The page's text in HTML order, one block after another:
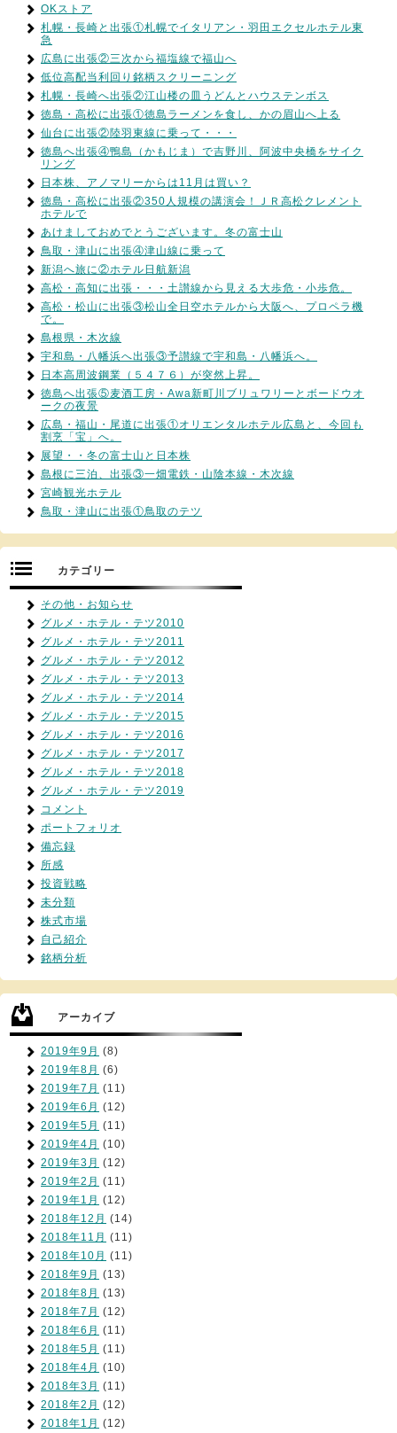
OKストア
札幌・長崎と出張①札幌でイタリアン・羽田エクセルホテル東
急
広島に出張②三次から福塩線で福山へ
低位高配当利回り銘柄スクリーニング
札幌・長崎へ出張②江山楼の皿うどんとハウステンボス
徳島・高松に出張①徳島ラーメンを食し、かの眉山へ上る
仙台に出張②陸羽東線に乗って・・・
徳島へ出張④鴨島（かもじま）で吉野川、阿波中央橋をサイク
リング
日本株、アノマリーからは11月は買い？
徳島・高松に出張②350人規模の講演会！ＪＲ高松クレメント
ホテルで
あけましておめでとうございます。冬の富士山
鳥取・津山に出張④津山線に乗って
新潟へ旅に②ホテル日航新潟
高松・高知に出張・・・土讃線から見える大歩危・小歩危。
高松・松山に出張③松山全日空ホテルから大阪へ、プロペラ機
で。
島根県・木次線
宇和島・八幡浜へ出張③予讃線で宇和島・八幡浜へ。
日本高周波鋼業（５４７６）が突然上昇。
徳島へ出張⑤麦酒工房・Awa新町川ブリュワリーとボードウオ
ークの夜景
広島・福山・尾道に出張①オリエンタルホテル広島と、今回も
割烹「宝」へ。
展望・・冬の富士山と日本株
島根に三泊、出張③一畑電鉄・山陰本線・木次線
宮崎観光ホテル
鳥取・津山に出張①鳥取のテツ
カテゴリー
その他・お知らせ
グルメ・ホテル・テツ2010
グルメ・ホテル・テツ2011
グルメ・ホテル・テツ2012
グルメ・ホテル・テツ2013
グルメ・ホテル・テツ2014
グルメ・ホテル・テツ2015
グルメ・ホテル・テツ2016
グルメ・ホテル・テツ2017
グルメ・ホテル・テツ2018
グルメ・ホテル・テツ2019
コメント
ポートフォリオ
備忘録
所感
投資戦略
未分類
株式市場
自己紹介
銘柄分析
アーカイブ
2019年9月 (8)
2019年8月 (6)
2019年7月 (11)
2019年6月 (12)
2019年5月 (11)
2019年4月 (10)
2019年3月 (12)
2019年2月 (11)
2019年1月 (12)
2018年12月 (14)
2018年11月 (11)
2018年10月 (11)
2018年9月 (13)
2018年8月 (13)
2018年7月 (12)
2018年6月 (11)
2018年5月 (11)
2018年4月 (10)
2018年3月 (11)
2018年2月 (12)
2018年1月 (12)